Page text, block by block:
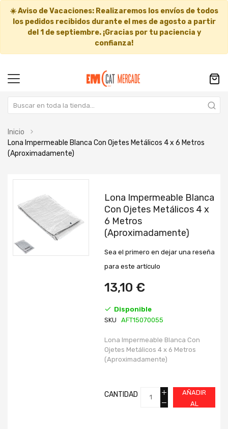
☀️Aviso de Vacaciones: Realizaremos los envíos de todos
los pedidos recibidos durante el mes de agosto a partir
del 1 de septiembre. ¡Gracias por tu paciencia y
confianza!
Inicio
Lona Impermeable Blanca Con Ojetes Metálicos 4 x 6 Metros
(Aproximadamente)
final
de
imágenes
comienzo
galería
imágenes
Lona Impermeable Blanca
Con Ojetes Metálicos 4 x
6 Metros
(Aproximadamente)
Sea el primero en dejar una reseña
para este artículo
13,10 €
Disponible
SKU
AFT15070055
Lona Impermeable Blanca Con
Ojetes Metálicos 4 x 6 Metros
(Aproximadamente)
CANTIDAD
AÑADIR
AL